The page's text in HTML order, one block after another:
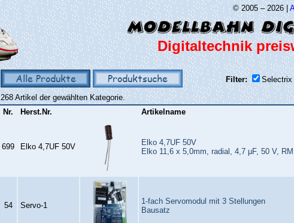
© 2005 – 2026 |
Digitaltechnik
Alle Produkte Produktsuche Filter: Selectrix
268 Artikel der gewählten Kategorie.
Nr.
Herst.Nr. Artikelname
699 Elko 4,7UF 50V
Elko 4,7UF 50V
Elko 11,6 x 5,0mm, radial, 4,7 µF, 50 V,
54 Servo‑1
1-fach Servomodul mit 3 Stellungen
Bausatz